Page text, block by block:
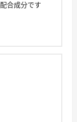
合成分です